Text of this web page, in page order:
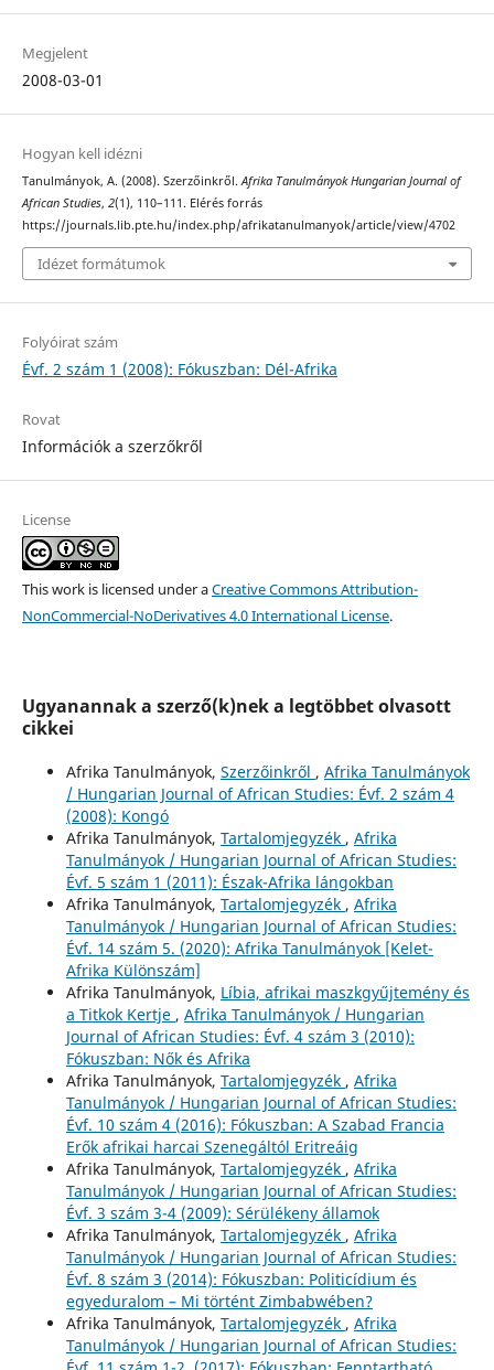
Megjelent
2008-03-01
Hogyan kell idézni
Tanulmányok, A. (2008). Szerzőinkről.Afrika Tanulmányok Hungarian Journal of
African Studies, 2(1), 110–111. Elérés forrás
https://journals.lib.pte.hu/index.php/afrikatanulmanyok/article/view/4702
Idézet formátumok
Folyóirat szám
Évf. 2 szám 1 (2008): Fókuszban: Dél-Afrika
Rovat
Információk a szerzőkről
License
This work is licensed under aCreative Commons Attribution-
NonCommercial-NoDerivatives 4.0 International License.
Ugyanannak a szerző(k)nek a legtöbbet olvasott
cikkei
Afrika Tanulmányok, Szerzőinkről , Afrika Tanulmányok
/ Hungarian Journal of African Studies: Évf. 2 szám 4
(2008): Kongó
Afrika Tanulmányok, Tartalomjegyzék , Afrika
Tanulmányok / Hungarian Journal of African Studies:
Évf. 5 szám 1 (2011): Észak-Afrika lángokban
Afrika Tanulmányok, Tartalomjegyzék , Afrika
Tanulmányok / Hungarian Journal of African Studies:
Évf. 14 szám 5. (2020): Afrika Tanulmányok [Kelet-
Afrika Különszám]
Afrika Tanulmányok, Líbia, afrikai maszkgyűjtemény és
a Titkok Kertje , Afrika Tanulmányok / Hungarian
Journal of African Studies: Évf. 4 szám 3 (2010):
Fókuszban: Nők és Afrika
Afrika Tanulmányok, Tartalomjegyzék , Afrika
Tanulmányok / Hungarian Journal of African Studies:
Évf. 10 szám 4 (2016): Fókuszban: A Szabad Francia
Erők afrikai harcai Szenegáltól Eritreáig
Afrika Tanulmányok, Tartalomjegyzék , Afrika
Tanulmányok / Hungarian Journal of African Studies:
Évf. 3 szám 3-4 (2009): Sérülékeny államok
Afrika Tanulmányok, Tartalomjegyzék , Afrika
Tanulmányok / Hungarian Journal of African Studies:
Évf. 8 szám 3 (2014): Fókuszban: Politicídium és
egyeduralom – Mi történt Zimbabwében?
Afrika Tanulmányok, Tartalomjegyzék , Afrika
Tanulmányok / Hungarian Journal of African Studies: